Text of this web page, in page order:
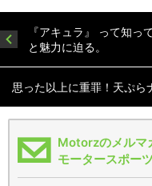
『アキュラ』 って知っ
と魅力に迫る。
思った以上に重罪！天ぷら
Motorzのメルマ
モータースポー